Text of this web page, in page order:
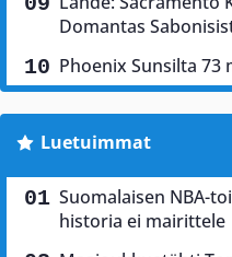
Domantas
Phoenix Sunsilta
Luetuimmat
Suomalaisen NBA-
historia ei mairittele